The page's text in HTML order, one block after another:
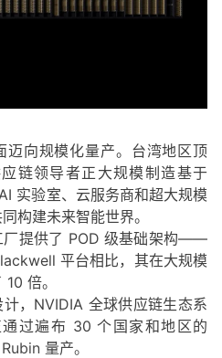
迈向规模化量产。台湾地区顶
链领导者正大规模制造基于
实验室、云服务商和超大规模
构建未来智能世界。
厂提供了 POD 级基础架构——
平台相比，其在大规模
倍。
，NVIDIA 全球供应链生态系
过遍布 30 个国家和地区的
量产。